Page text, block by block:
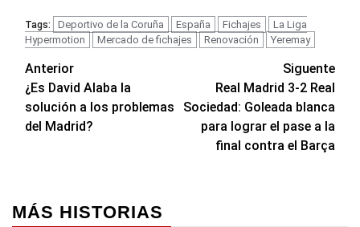
Tags: Deportivo de la Coruña España Fichajes
La Liga
Hypermotion
Mercado de fichajes Renovación Yeremay
Navegación
de
entradas
Anterior
¿Es David Alaba la
solución a los problemas
del Madrid?
Siguente
Real Madrid 3-2 Real
Sociedad: Goleada blanca
para lograr el pase a la
final contra el Barça
MÁS HISTORIAS